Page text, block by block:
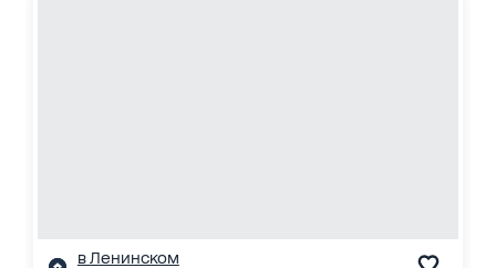
в Ленинском